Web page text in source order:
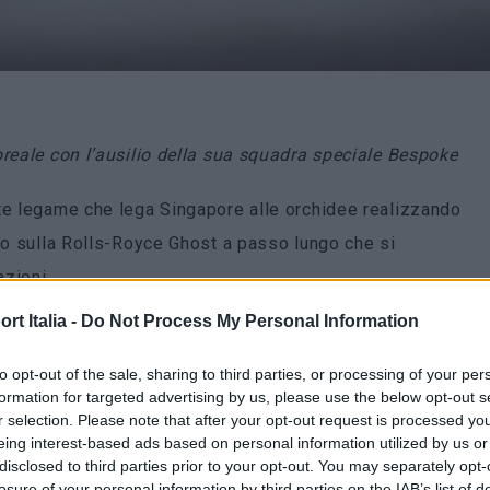
Italia - Do Not Process My Personal Information
opt-out of the sale, sharing to third parties, or processing of your
for targeted advertising by us, please use the below opt-out
selection. Please note that after your opt-out request is processed
interest-based ads based on personal information utilized by us
to third parties prior to your opt-out. You may separately
con l’ausilio della sua squadra speciale Bespoke
legame che lega Singapore alle orchidee realizzando
sulla Rolls-Royce Ghost a passo lungo che si
Collective, formato da designer, creativi e artisti in
ambiziosi e unici. Sono stati impiegati due anni
Helen Amy Murrayche si è occupata di tutta la
specie di orchidee. “
Ho iniziato concentrandomi
capire che il colore era la chiave per catturare